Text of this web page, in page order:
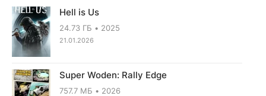
Hell is Us
24.73 ГБ 2025
21.01.2026
Super Woden: Rally Edge
757.7 МБ 2026